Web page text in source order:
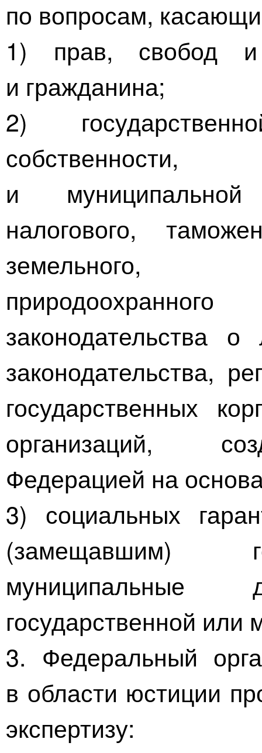
по вопросам,
1) прав, свобод и
и гражданина;
2)
и
налогового,
земельного,
законодательства
законодательства,
государственных
организаций,
Федерацией на
3) социальных
(замещавшим)
муниципальные
государственной
3. Федеральный
в области юстиции
экспертизу: